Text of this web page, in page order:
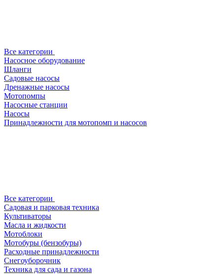
Все категории
Насосное оборудование
Шланги
Садовые насосы
Дренажные насосы
Мотопомпы
Насосные станции
Насосы
Принадлежности для мотопомп и насосов
Все категории
Садовая и парковая техника
Культиваторы
Масла и жидкости
Мотоблоки
Мотобуры (бензобуры)
Расходные принадлежности
Снегоуборочник
Техника для сада и газона